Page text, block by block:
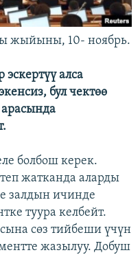
жыйыны, 10- ноябрь.
алса
бул чектөө
арасында
болбош керек.
жатканда аларды
залдын ичинде
туура келбейт.
сөз тийбеши үчүн
жазылуу. Добуш